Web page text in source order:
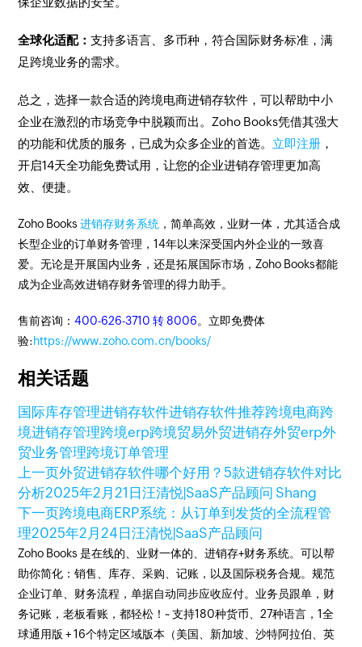
全球化适配：支持多语言、多币种，符合国际财务标准，满
足跨境业务的需求。
总之，选择一款合适的跨境电商进销存软件，可以帮助中小
企业在激烈的市场竞争中脱颖而出。Zoho Books凭借其强大
的功能和优质的服务，已成为众多企业的首选。 立即注册 ，
开启14天全功能免费试用，让您的企业进销存管理更加高
效、便捷。
Zoho Books进销存财务系统 ，简单高效，业财一体，尤其适合成
长型企业的订单财务管理，14年以来深受国内外企业的一致喜
爱。无论是开展国内业务，还是拓展国际市场，Zoho Books都能
成为企业高效进销存财务管理的得力助手。
售前咨询：400-626-3710 转 8006。立即免费体
验:https://www.zoho.com.cn/books/
相关话题
国际库存管理进销存软件进销存软件推荐跨境电商跨
境进销存管理跨境erp跨境贸易外贸进销存外贸erp外
贸业务管理跨境订单管理
上一页外贸进销存软件哪个好用？5款进销存软件对比
分析2025年2月21日汪清悦|SaaS产品顾问 Shang
下一页跨境电商ERP系统：从订单到发货的全流程管
理2025年2月24日汪清悦|SaaS产品顾问
Zoho Books 是在线的、业财一体的、进销存+财务系统。可以帮
助你简化：销售、库存、采购、记账，以及国际税务合规。规范
企业订单、财务流程，单据自动同步应收应付。业务员跟单，财
务记账，老板看账，都轻松！~ 支持180种货币、27种语言，1全
球通用版 + 16个特定区域版本（美国、新加坡、沙特阿拉伯、英